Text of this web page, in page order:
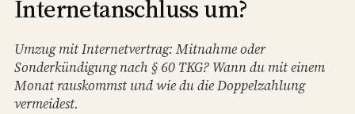
Internetanschluss um?
Umzug mit Internetvertrag: Mitnahme oder
Sonderkündigung nach § 60 TKG? Wann du mit einem
Monat rauskommst und wie du die Doppelzahlung
vermeidest.